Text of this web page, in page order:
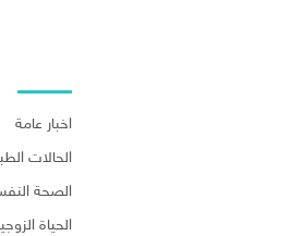
اخبار عامة
الحالات
الصحة
الحياة